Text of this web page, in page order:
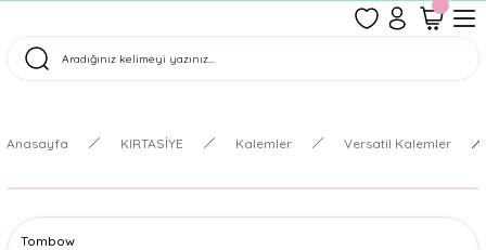
Tüm Siparişler Aynı Gün Kargoda!
Anasayfa KIRTASİYE Kalemler Versatil Kalemler
Tombow